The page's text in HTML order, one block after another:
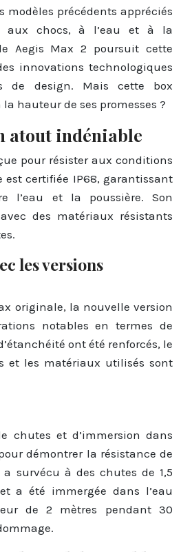
modèles précédents appréciés
aux chocs, à l’eau et à la
Aegis Max 2 poursuit cette
innovations technologiques
de design. Mais cette box
hauteur de ses promesses ?
atout indéniable
pour résister aux conditions
est certifiée IP68, garantissant
l’eau et la poussière. Son
des matériaux résistants
les versions
originale, la nouvelle version
notables en termes de
ont été renforcés, le
et les matériaux utilisés sont
chutes et d’immersion dans
démontrer la résistance de
a survécu à des chutes de 1,5
a été immergée dans l’eau
de 2 mètres pendant 30